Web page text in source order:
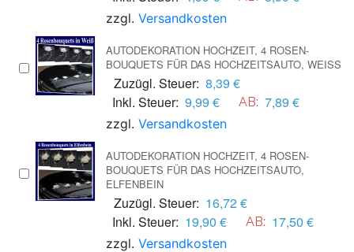
zzgl. Versandkosten
AUTODEKORATION HOCHZEIT, 4 ROSEN-
BOUQUETS FÜR DAS HOCHZEITSAUTO, WEISS
Zuzügl. Steuer: 8,39 €
Inkl. Steuer: 9,99 € AB: 7,89 €
zzgl. Versandkosten
AUTODEKORATION HOCHZEIT, 4 ROSEN-
BOUQUETS FÜR DAS HOCHZEITSAUTO,
ELFENBEIN
Zuzügl. Steuer: 16,72 €
Inkl. Steuer: 19,90 € AB: 17,50 €
zzgl. Versandkosten